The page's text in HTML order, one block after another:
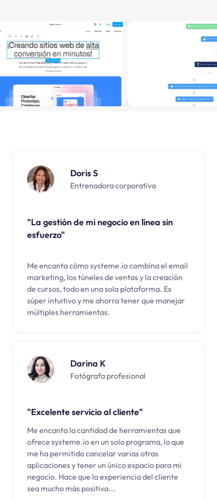
Doris S
Entrenadora corporativa
"La gestión de mi negocio en línea sin
esfuerzo"
Me encanta cómo systeme.io combina el email
marketing, los túneles de ventas y la creación
de cursos, todo en una sola plataforma. Es
súper intuitivo y me ahorra tener que manejar
múltiples herramientas.
Darina K
Fotógrafa profesional
"Excelente servicio al cliente"
Me encanta la cantidad de herramientas que
ofrece systeme.io en un solo programa, lo que
me ha permitido cancelar varias otras
aplicaciones y tener un único espacio para mi
negocio. Hace que la experiencia del cliente
sea mucho más positiva...